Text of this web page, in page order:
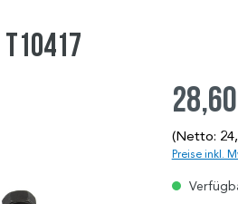
(Netto:
Preise inkl.